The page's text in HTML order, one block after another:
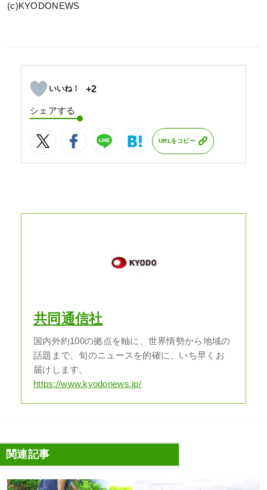
(c)KYODONEWS
+2
シェアする
URLをコピー
共同通信社
国内外約100の拠点を軸に、世界情勢から地域の
話題まで、旬のニュースを的確に、いち早くお
届けします。
https://www.kyodonews.jp/
関連記事